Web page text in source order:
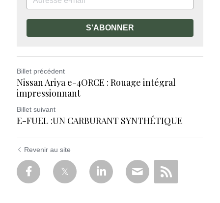
S'ABONNER
Billet précédent
Nissan Ariya e-4ORCE : Rouage intégral
impressionnant
Billet suivant
E-FUEL :UN CARBURANT SYNTHÉTIQUE
Revenir au site